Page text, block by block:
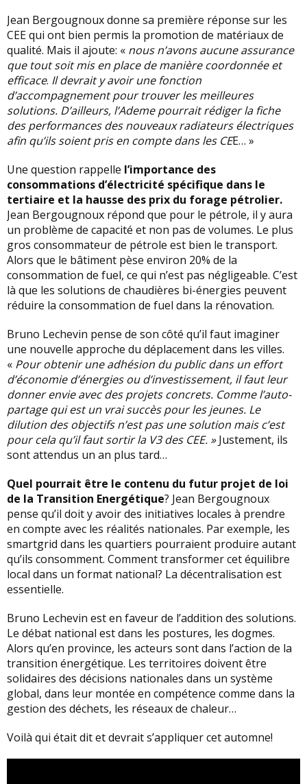
Jean Bergougnoux donne sa première réponse sur les
CEE qui ont bien permis la promotion de matériaux de
qualité. Mais il ajoute: « nous n’avons aucune assurance
que tout soit mis en place de manière coordonnée et
efficace. Il devrait y avoir une fonction
d’accompagnement pour trouver les meilleures
solutions. D’ailleurs, l’Ademe pourrait rédiger la fiche
des performances des nouveaux radiateurs électriques
afin qu’ils soient pris en compte dans les CEE… »
Une question rappelle l’importance des
consommations d’électricité spécifique dans le
tertiaire et la hausse des prix du forage pétrolier.
Jean Bergougnoux répond que pour le pétrole, il y aura
un problème de capacité et non pas de volumes. Le plus
gros consommateur de pétrole est bien le transport.
Alors que le bâtiment pèse environ 20% de la
consommation de fuel, ce qui n’est pas négligeable. C’est
là que les solutions de chaudières bi-énergies peuvent
réduire la consommation de fuel dans la rénovation.
Bruno Lechevin pense de son côté qu’il faut imaginer
une nouvelle approche du déplacement dans les villes.
« Pour obtenir une adhésion du public dans un effort
d’économie d’énergies ou d’investissement, il faut leur
donner envie avec des projets concrets. Comme l’auto-
partage qui est un vrai succès pour les jeunes. Le
dilution des objectifs n’est pas une solution mais c’est
pour cela qu’il faut sortir la V3 des CEE. »Justement, ils
sont attendus un an plus tard…
Quel pourrait être le contenu du futur projet de loi
de la Transition Energétique? Jean Bergougnoux
pense qu’il doit y avoir des initiatives locales à prendre
en compte avec les réalités nationales. Par exemple, les
smartgrid dans les quartiers pourraient produire autant
qu’ils consomment. Comment transformer cet équilibre
local dans un format national? La décentralisation est
essentielle.
Bruno Lechevin est en faveur de l’addition des solutions.
Le débat national est dans les postures, les dogmes.
Alors qu’en province, les acteurs sont dans l’action de la
transition énergétique. Les territoires doivent être
solidaires des décisions nationales dans un système
global, dans leur montée en compétence comme dans la
gestion des déchets, les réseaux de chaleur…
Voilà qui était dit et devrait s’appliquer cet automne!